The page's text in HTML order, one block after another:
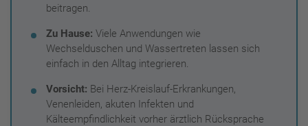
beitragen.
Zu Hause: Viele Anwendungen wie
Wechselduschen und Wassertreten lassen sich
einfach in den Alltag integrieren.
Vorsicht: Bei Herz-Kreislauf-Erkrankungen,
Venenleiden, akuten Infekten und
Kälteempfindlichkeit vorher ärztlich Rücksprache